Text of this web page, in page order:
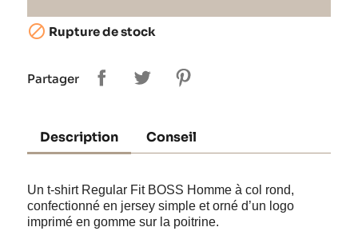
 Rupture de stock
Partager
Description Conseil
Un t-shirt Regular Fit BOSS Homme à col rond,
confectionné en jersey simple et orné d’un logo
imprimé en gomme sur la poitrine.